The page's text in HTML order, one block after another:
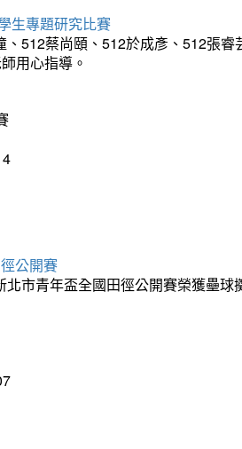
生專題研究比賽
512蔡尚頤、512於成彥、512張
用心指導。
公開賽
市青年盃全國田徑公開賽榮獲壘